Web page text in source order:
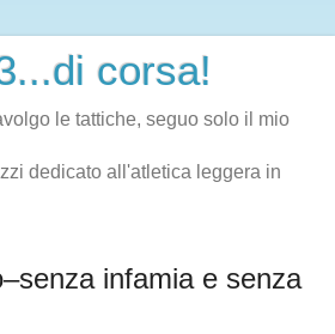
corsa!
le tattiche, seguo solo il mio
dedicato all'atletica leggera in
infamia e senza